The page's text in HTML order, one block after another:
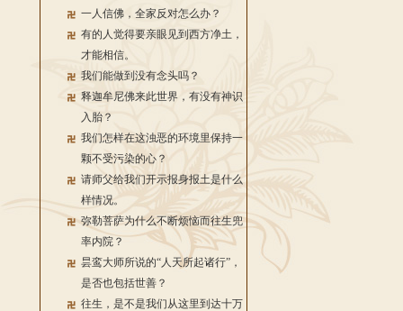
一人信佛，全家反对怎么办？
有的人觉得要亲眼见到西方净土，
才能相信。
我们能做到没有念头吗？
释迦牟尼佛来此世界，有没有神识
入胎？
我们怎样在这浊恶的环境里保持一
颗不受污染的心？
请师父给我们开示报身报土是什么
样情况。
弥勒菩萨为什么不断烦恼而往生兜
率内院？
昙鸾大师所说的“人天所起诸行”，
是否也包括世善？
往生，是不是我们从这里到达十万